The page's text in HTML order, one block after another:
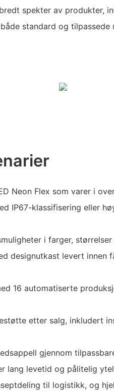
spekter av produkter,
standard og
Neon Flex som varer i
IP67-klassifisering eller
i farger,
designutkast levert innen
16 automatiserte
etter salg, inkludert
gjennom
lang levetid og pålitelig
til logistikk, og